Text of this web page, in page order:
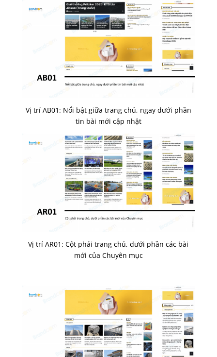
Vị trí AB01: Nổi bật giữa trang chủ, ngay dưới phần
tin bài mới cập nhật
Vị trí AR01: Cột phải trang chủ, dưới phần các bài
mới của Chuyên mục